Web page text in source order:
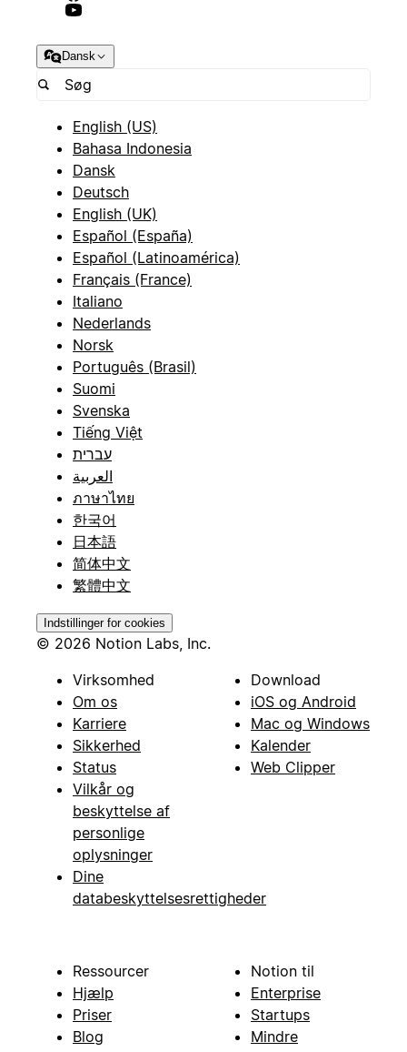
Dansk
English (US)
Bahasa Indonesia
Dansk
Deutsch
English (UK)
Español (España)
Español (Latinoamérica)
Français (France)
Italiano
Nederlands
Norsk
Português (Brasil)
Suomi
Svenska
Tiếng Việt
עברית
العربية
ภาษาไทย
한국어
日本語
简体中文
繁體中文
Indstillinger for cookies
© 2026 Notion Labs, Inc.
Virksomhed
Om os
Karriere
Sikkerhed
Status
Vilkår og
beskyttelse af
personlige
oplysninger
Dine
databeskyttelsesrettigheder
Download
iOS og Android
Mac og Windows
Kalender
Web Clipper
Ressourcer
Hjælp
Priser
Blog
Notion til
Enterprise
Startups
Mindre